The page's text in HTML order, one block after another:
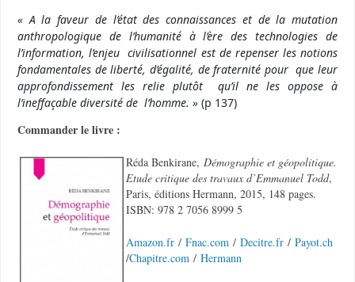
« A la faveur de l’état des connaissances et de la mutation
anthropologique de l’humanité à l’ère des technologies de
l’information, l’enjeu civilisationnel est de repenser les notions
fondamentales de liberté, d’égalité, de fraternité pour que leur
approfondissement les relie plutôt qu’il ne les oppose à
l’ineffaçable diversité de l’homme. » (p 137)
Commander le livre :
Réda Benkirane, Démographie et géopolitique.
Etude critique des travaux d’Emmanuel Todd,
Paris, éditions Hermann, 2015, 148 pages.
ISBN: 978 2 7056 8999 5
Amazon.fr / Fnac.com / Decitre.fr / Payot.ch
/Chapitre.com / Hermann